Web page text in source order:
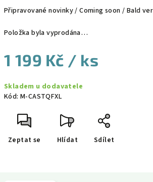
Připravované novinky / Coming soon / Bald
Položka byla vyprodána…
1 199 Kč / ks
cena:
Skladem u dodavatele
Kód: M-CASTQFXL
Zeptat se Hlídat Sdílet